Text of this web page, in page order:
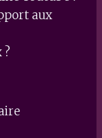
aux
?